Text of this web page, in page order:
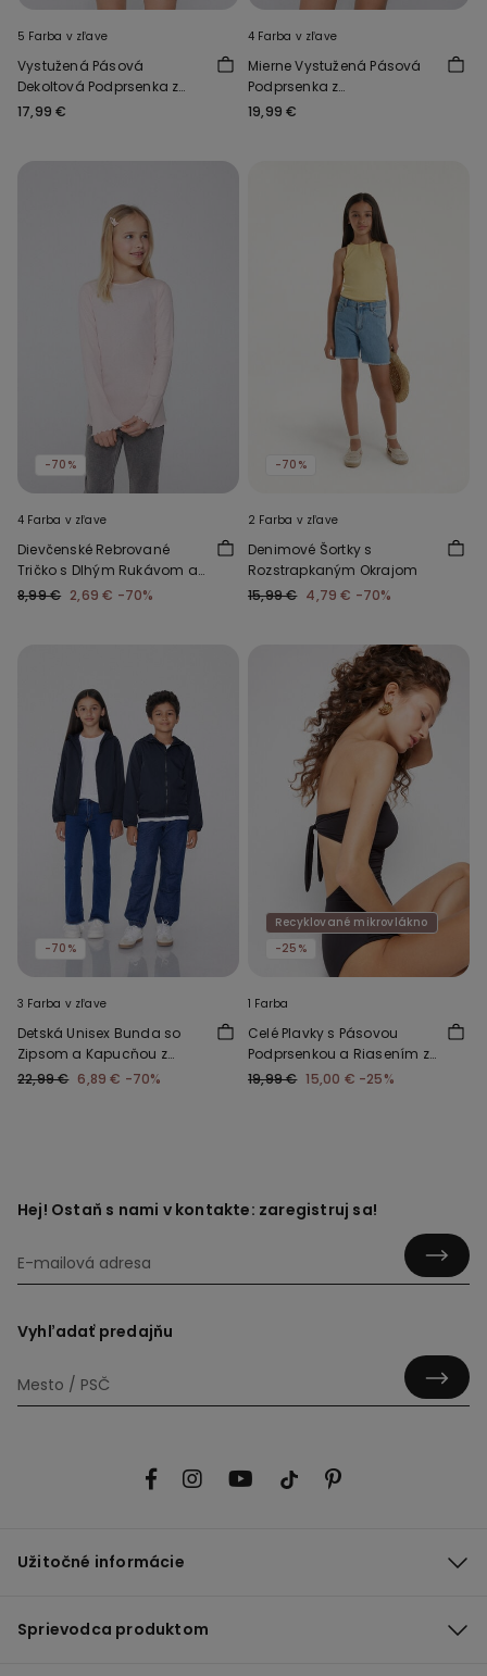
5 Farba v zľave
Vystužená Pásová
Dekoltová Podprsenka z
Recyklovaného
17,99 €
4 Farba v zľave
Mierne Vystužená Pásová
Podprsenka z
Recyklovaného
19,99 €
-70%
4 Farba v zľave
Dievčenské Rebrované
Tričko s Dlhým Rukávom a
Vlnitým Lemom
8,99 € 2,69 € -70%
-70%
2 Farba v zľave
Denimové Šortky s
Rozstrapkaným Okrajom
15,99 € 4,79 € -70%
-70%
3 Farba v zľave
Detská Unisex Bunda so
Zipsom a Kapucňou z
Technického Materiálu
22,99 € 6,89 € -70%
Recyklované mikrovlákno
-25%
1 Farba
Celé Plavky s Pásovou
Podprsenkou a Riasením z
Recyklovaného
19,99 € 15,00 € -25%
Hej! Ostaň s nami v kontakte: zaregistruj sa!
Vyhľadať predajňu
Užitočné informácie
Sprievodca produktom